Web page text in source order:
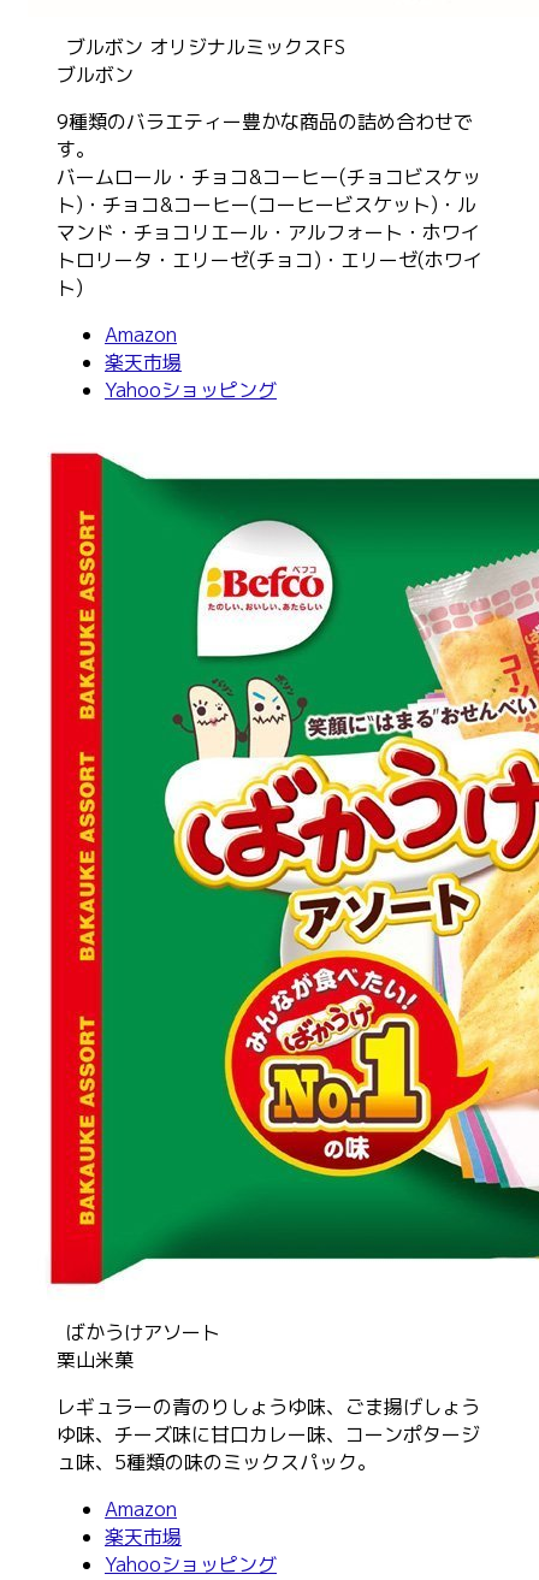
ブルボン オリジナルミックスFS
ブルボン
9種類のバラエティー豊かな商品の詰め合わせで
す。
バームロール・チョコ&コーヒー(チョコビスケッ
ト)・チョコ&コーヒー(コーヒービスケット)・ル
マンド・チョコリエール・アルフォート・ホワイ
トロリータ・エリーゼ(チョコ)・エリーゼ(ホワイ
ト)
Amazon
楽天市場
Yahooショッピング
ばかうけアソート
栗山米菓
レギュラーの青のりしょうゆ味、ごま揚げしょう
ゆ味、チーズ味に甘口カレー味、コーンポタージ
ュ味、5種類の味のミックスパック。
Amazon
楽天市場
Yahooショッピング